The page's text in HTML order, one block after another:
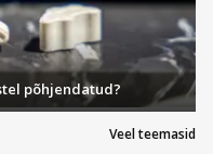
Veel teemasid
põhjendatud?